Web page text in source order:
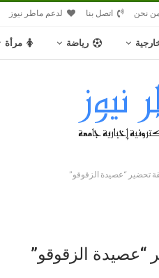
نحن اتصل بنا لدعم ماطر نيوز
رياضة مرأة
تحضير “عصيدة الزقوقو”
“عصيدة الزقوقو”